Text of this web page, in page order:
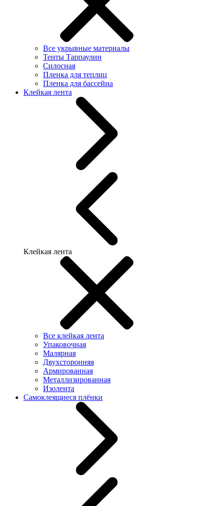
Все укрывные материалы
Тенты Тарпаулин
Силосная
Пленка для теплиц
Пленка для бассейна
Клейкая лента
Клейкая лента
Все клейкая лента
Упаковочная
Малярная
Двухсторонняя
Армированная
Металлизированная
Изолента
Самоклеящиеся плёнки